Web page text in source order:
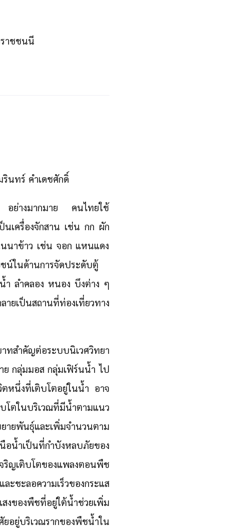
าชชนนี
นทร์ คำเดชศักดิ์
อย่างมากมาย คนไทยใช้
เครื่องจักสาน เช่น กก ผัก
นนาข้าว เช่น จอก แหนแดง
น์ในด้านการจัดประดับตู้
ำ ลำคลอง หนอง บึงต่าง ๆ
เป็นสถานที่ท่องเที่ยวทาง
สำคัญต่อระบบนิเวศวิทยา
ย กลุ่มมอส กลุ่มเฟิร์นน้ำ ไป
หนึ่งที่เติบโตอยู่ในน้ำ อาจ
โตในบริเวณที่มีน้ำตามแนว
ยพันธุ์และเพิ่มจำนวนตาม
น้ำเป็นที่กำบังหลบภัยของ
ริญเติบโตของแพลงตอนพืช
ชะลอความเร็วของกระแส
งของพืชที่อยู่ใต้น้ำช่วยเพิ่ม
อยู่บริเวณรากของพืชน้ำใน